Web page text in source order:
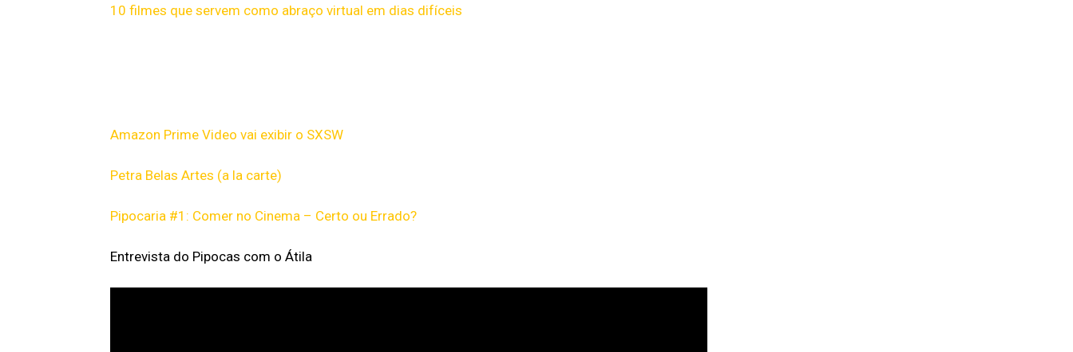
10 filmes que servem como abraço virtual em dias difíceis
Amazon Prime Video vai exibir o SXSW
Petra Belas Artes (a la carte)
Pipocaria #1: Comer no Cinema – Certo ou Errado?
Entrevista do Pipocas com o Átila